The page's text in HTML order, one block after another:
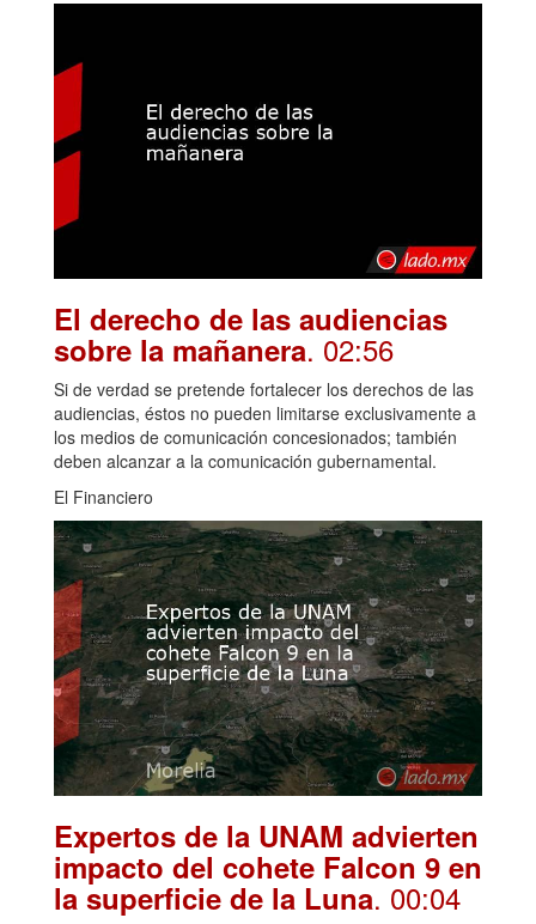
El derecho de las audiencias
sobre la mañanera. 02:56
Si de verdad se pretende fortalecer los derechos de las
audiencias, éstos no pueden limitarse exclusivamente a
los medios de comunicación concesionados; también
deben alcanzar a la comunicación gubernamental.
El Financiero
Expertos de la UNAM advierten
impacto del cohete Falcon 9 en
la superficie de la Luna. 00:04